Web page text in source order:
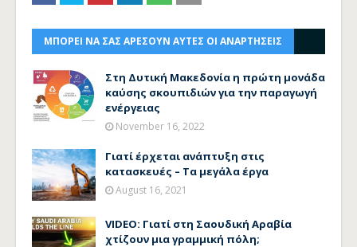
ΜΠΟΡΕΙ ΝΑ ΣΑΣ ΑΡΕΣΟΥΝ ΑΥΤΕΣ ΟΙ ΑΝΑΡΤΗΣΕΙΣ
Στη Δυτική Μακεδονία η πρώτη μονάδα
καύσης σκουπιδιών για την παραγωγή
ενέργειας
November 16, 2022
Γιατί έρχεται ανάπτυξη στις
κατασκευές – Τα μεγάλα έργα
August 16, 2021
VIDEO: Γιατί στη Σαουδική Αραβία
χτίζουν μια γραμμική πόλη;